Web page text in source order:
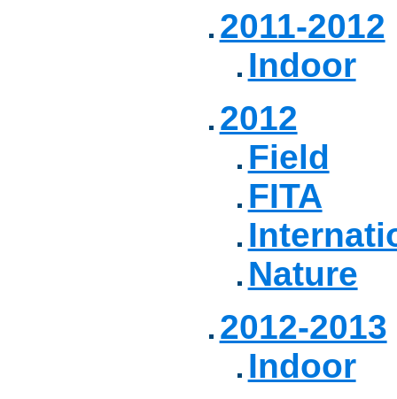
2011-2012
Indoor
2012
Field
FITA
Nature
2012-2013
Indoor